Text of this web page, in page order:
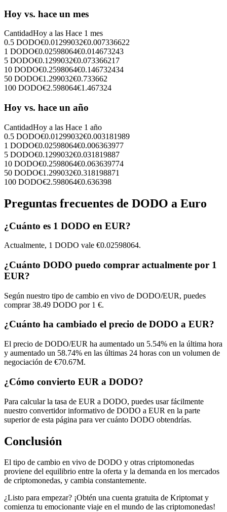
Hoy vs. hace un mes
CantidadHoy a las Hace 1 mes
0.5 DODO€0.01299032€0.007336622
1 DODO€0.02598064€0.014673243
5 DODO€0.1299032€0.073366217
10 DODO€0.2598064€0.146732434
50 DODO€1.299032€0.733662
100 DODO€2.598064€1.467324
Hoy vs. hace un año
CantidadHoy a las Hace 1 año
0.5 DODO€0.01299032€0.003181989
1 DODO€0.02598064€0.006363977
5 DODO€0.1299032€0.031819887
10 DODO€0.2598064€0.063639774
50 DODO€1.299032€0.318198871
100 DODO€2.598064€0.636398
Preguntas frecuentes de DODO a Euro
¿Cuánto es 1 DODO en EUR?
Actualmente, 1 DODO vale €0.02598064.
¿Cuánto DODO puedo comprar actualmente por 1
EUR?
Según nuestro tipo de cambio en vivo de DODO/EUR, puedes
comprar 38.49 DODO por 1 €.
¿Cuánto ha cambiado el precio de DODO a EUR?
El precio de DODO/EUR ha aumentado un 5.54% en la última hora
y aumentado un 58.74% en las últimas 24 horas con un volumen de
negociación de €70.67M.
¿Cómo convierto EUR a DODO?
Para calcular la tasa de EUR a DODO, puedes usar fácilmente
nuestro convertidor informativo de DODO a EUR en la parte
superior de esta página para ver cuánto DODO obtendrías.
Conclusión
El tipo de cambio en vivo de DODO y otras criptomonedas
proviene del equilibrio entre la oferta y la demanda en los mercados
de criptomonedas, y cambia constantemente.
¿Listo para empezar? ¡Obtén una cuenta gratuita de Kriptomat y
comienza tu emocionante viaje en el mundo de las criptomonedas!